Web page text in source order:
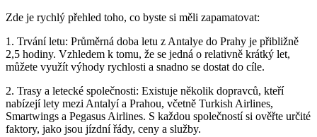
Zde je rychlý přehled toho, co byste si měli zapamatovat:
1. Trvání letu: Průměrná doba letu z Antalye do Prahy je přibližně
2,5 hodiny. Vzhledem k tomu, že se jedná o relativně krátký let,
můžete využít výhody rychlosti a snadno se dostat do cíle.
2. Trasy a letecké společnosti: Existuje několik dopravců, kteří
nabízejí lety mezi Antalyí a Prahou, včetně Turkish Airlines,
Smartwings a Pegasus Airlines. S každou společností si ověřte určité
faktory, jako jsou jízdní řády, ceny a služby.